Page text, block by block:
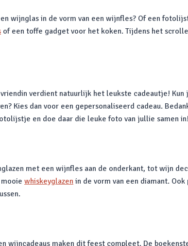
wijnglas in de vorm van een wijnfles? Of een
of een toffe gadget voor het koken. Tijdens het
verdient natuurlijk het leukste cadeautje!
Kies dan voor een gepersonaliseerd cadeau.
en doe daar die leuke foto van jullie samen in!
met een wijnfles aan de onderkant, tot wijn
whiskeyglazen in de vorm van een diamant.
wijncadeaus maken dit feest compleet. De